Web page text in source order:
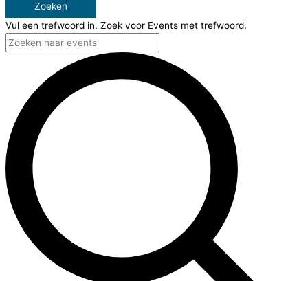
Zoeken
Vul een trefwoord in. Zoek voor Events met trefwoord.